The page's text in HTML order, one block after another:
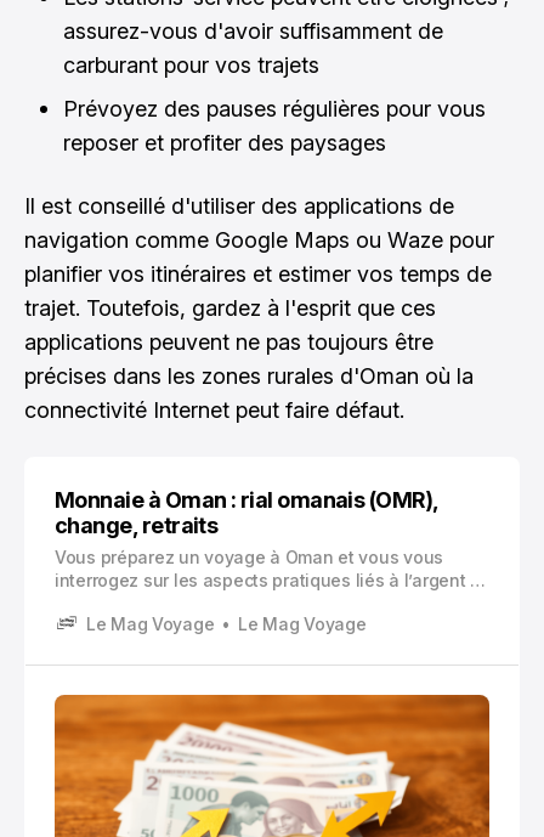
assurez-vous d'avoir suffisamment de
carburant pour vos trajets
Prévoyez des pauses régulières pour vous
reposer et profiter des paysages
Il est conseillé d'utiliser des applications de
navigation comme Google Maps ou Waze pour
planifier vos itinéraires et estimer vos temps de
trajet. Toutefois, gardez à l'esprit que ces
applications peuvent ne pas toujours être
précises dans les zones rurales d'Oman où la
connectivité Internet peut faire défaut.
Monnaie à Oman : rial omanais (OMR),
change, retraits
Vous préparez un voyage à Oman et vous vous
interrogez sur les aspects pratiques liés à l’argent ?
simple devise : il représente le pilier de l’économie
ce sultanat fascinant du Moyen-Orient
Le Mag Voyage Le Mag Voyage